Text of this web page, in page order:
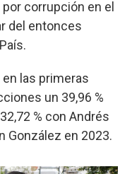
corrupción en el
del entonces
las primeras
un 39,96 %
% con Andrés
González en 2023.